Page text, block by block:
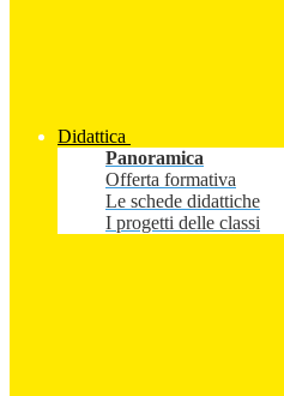
Didattica
Panoramica
Offerta formativa
Le schede didattiche
I progetti delle classi